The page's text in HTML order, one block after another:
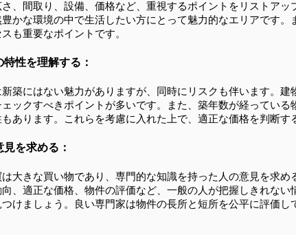
、間取り、設備、価格など、重視するポイントをリストア
豊かな環境の中で生活したい方にとって魅力的なエリアです
も重要なポイントです。
性を理解する：
築にはない魅力がありますが、同時にリスクも伴います。
ックすべきポイントが多いです。また、築年数が経ってい
あります。これらを考慮に入れた上で、適正な価格を判断す
を求める：
大きな買い物であり、専門的な知識を持った人の意見を求
、適正な価格、物件の評価など、一般の人が把握しきれな
けましょう。良い専門家は物件の長所と短所を公平に評価